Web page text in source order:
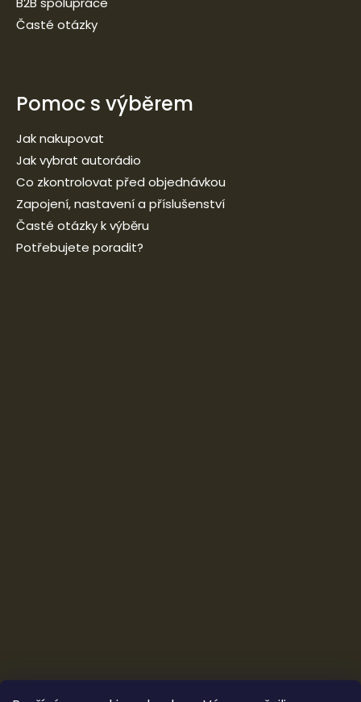
Časté otázky
Pomoc s výběrem
Jak nakupovat
Jak vybrat autorádio
Co zkontrolovat před objednávkou
Zapojení, nastavení a příslušenství
Časté otázky k výběru
Potřebujete poradit?